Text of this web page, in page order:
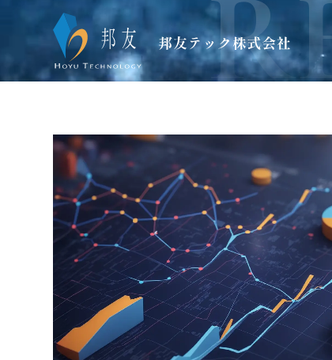
content
邦友テック株式会社
技術力で明るい未来を創造する。